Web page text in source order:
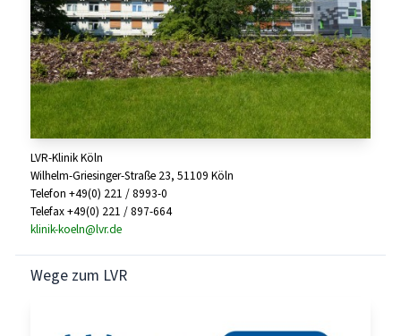
LVR-Klinik Köln
Wilhelm-Griesinger-Straße 23, 51109 Köln
Telefon +49(0) 221 / 8993-0
Telefax +49(0) 221 / 897-664
klinik-koeln@lvr.de
Wege zum LVR